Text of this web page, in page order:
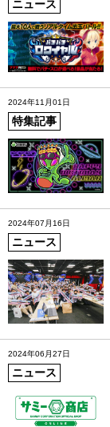
ニュース
2024年11月01日
特集記事
2024年07月16日
ニュース
2024年06月27日
ニュース